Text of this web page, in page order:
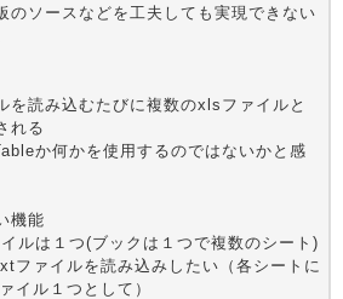
のソースなどを工夫しても実現できない
を読み込むたびに複数のxlsファイルと
れる
か何かを使用するのではないかと感
機能
ルは１つ(ブックは１つで複数のシート)
ファイルを読み込みしたい（各シートに
イル１つとして）